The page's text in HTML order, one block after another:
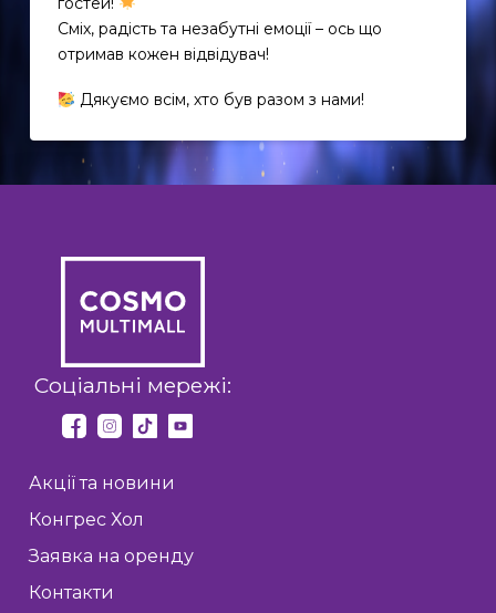
Сміх, радість та незабутні емоції – ось що
отримав кожен відвідувач!
Дякуємо всім, хто був разом з нами!
Соціальні мережі:
Акції та новини
Конгрес Хол
Заявка на оренду
Контакти